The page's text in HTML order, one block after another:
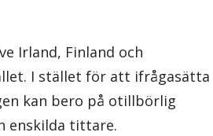
Irland, Finland och
I stället för att ifrågasätta
kan bero på otillbörlig
enskilda tittare.